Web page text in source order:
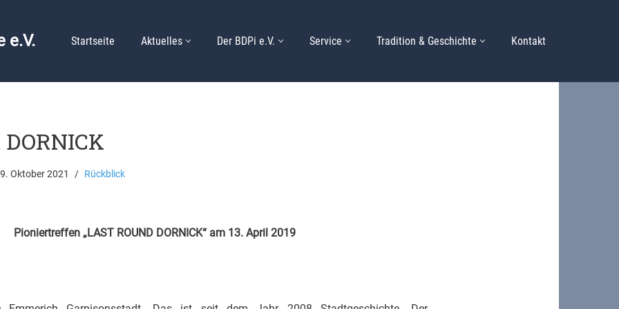
e.V. Startseite Aktuelles Der BDPi e.V. Service Tradition & Geschichte Kontakt
Oktober 2021 Rückblick
Pioniertreffen „LAST ROUND DORNICK“ am 13. April 2019